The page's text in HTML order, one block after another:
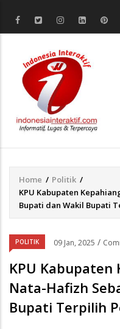
Breadcrumb
Home / Politik /
KPU Kabupaten
Bupati dan Wakil Bupati
POLITIK 09 Jan, 2025 /
KPU Kabupaten
Nata-Hafizh
Bupati Terpilih